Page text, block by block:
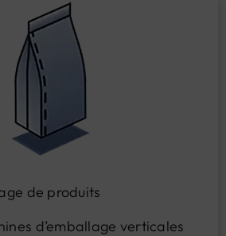
de produits
d’emballage verticales